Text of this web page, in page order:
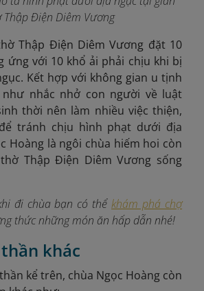
Thập Điện Diêm Vương
Thập Điện Diêm Vương đặt 10
ứng với 10 khổ ải phải chịu khi bị
Kết hợp với không gian u tịnh
nhắc nhở con người về luật
thời nên làm nhiều việc thiện,
tránh chịu hình phạt dưới địa
Hoàng là ngôi chùa hiếm hoi còn
Thập Điện Diêm Vương sống
đi chùa bạn có thểkhám phá chợ
thức những món ăn hấp dẫn nhé!
khác
kể trên, chùa Ngọc Hoàng còn